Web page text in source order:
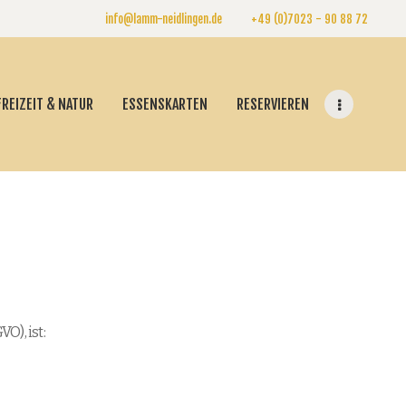
info@lamm-neidlingen.de +49 (0)7023 - 90 88 72
& NATUR ESSENSKARTEN RESERVIEREN
ist: